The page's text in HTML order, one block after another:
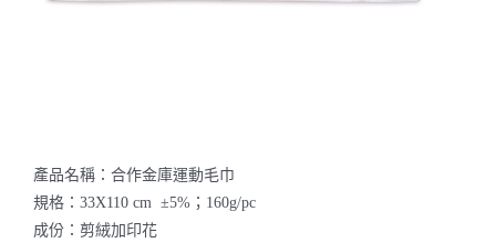
產品名稱：合作金庫運動毛巾
規格：33X110 cm ±5%；160g/pc
成份：剪絨加印花